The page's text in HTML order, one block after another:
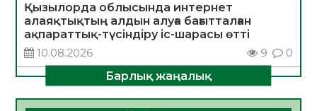
Қызылорда облысында интернет
алаяқтықтың алдын алуға бағытталған
ақпараттық-түсіндіру іс-шарасы өтті
10.08.2026
9 0
САНАЛЫ ТАҢДАУ – ЖАРҚЫН БОЛАШАҚҚА
Барлық жаңалық